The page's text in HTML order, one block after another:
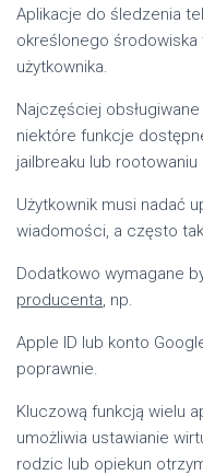
Aplikacje do śledzenia
określonego
użytkownika.
Najczęściej obsługiwane
niektóre funkcje
jailbreaku lub rootowaniu
Użytkownik musi nadać
wiadomości, a często
Dodatkowo wymagane
producenta, np.
Apple ID lub konto
poprawnie.
Kluczową funkcją wielu
umożliwia ustawianie
rodzic lub opiekun